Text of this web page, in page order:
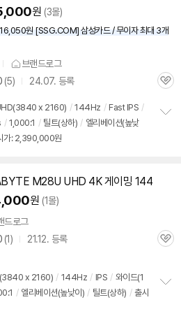
원 (3몰)
원 [SSG.COM] 삼성카드 / 무이자 최대 3개
브랜드로그
(상
리
뷰
5) 24.07. 등록
관
x 2160) / 144Hz / Fast IPS /
/ 1,000:1 / 틸트(상하) / 엘리베이션(높낮
가: 2,390,000원
M28U UHD 4K 게이밍 144
원 (1몰)
드로그
(상
1) 21.12. 등록
관
x 2160) / 144Hz / IPS / 와이드(1
/ 엘리베이션(높낮이) / 틸트(상하) / 출시